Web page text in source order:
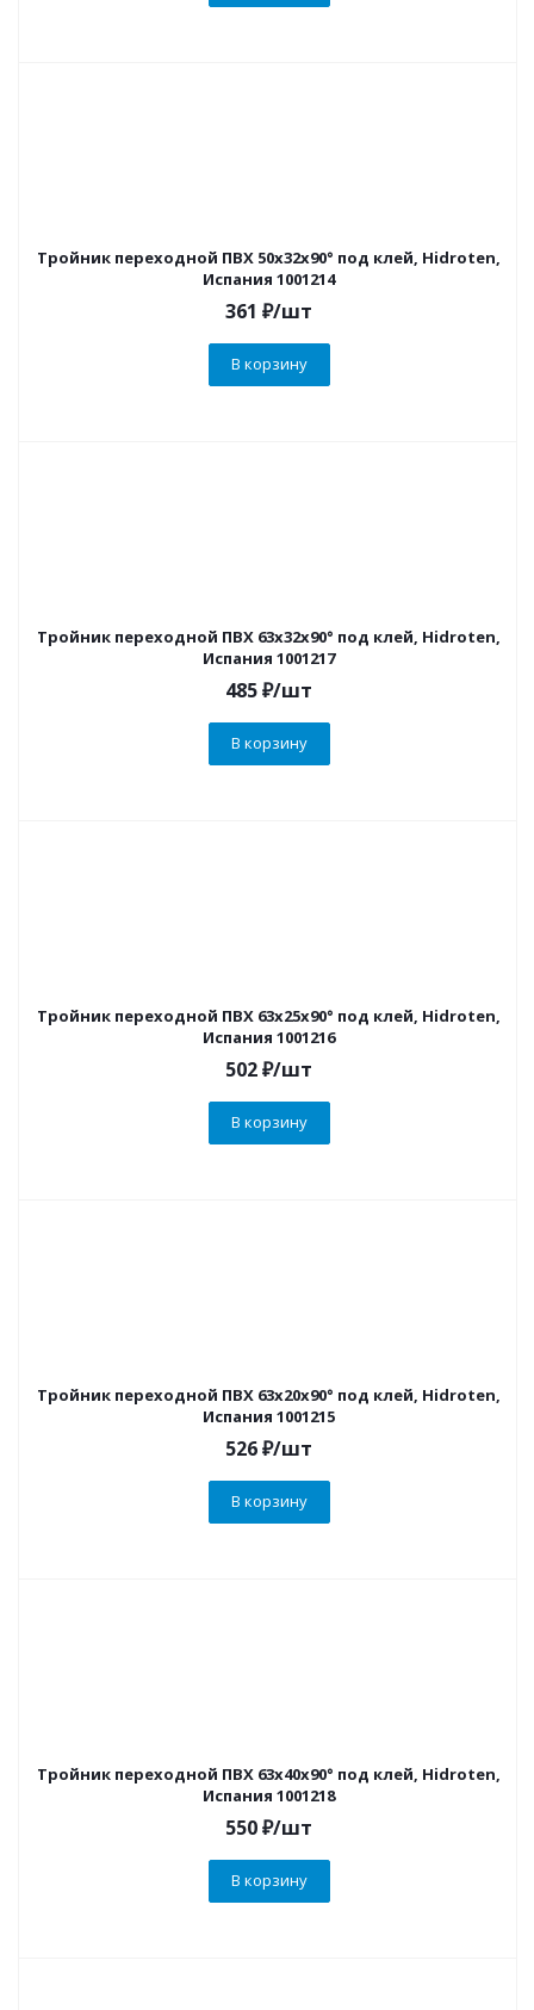
Тройник переходной ПВХ 50х32х90° под клей, Hidroten,
Испания 1001214
361 ₽/шт
В корзину
Тройник переходной ПВХ 63х32х90° под клей, Hidroten,
Испания 1001217
485₽/шт
В корзину
Тройник переходной ПВХ 63х25х90° под клей, Hidroten,
Испания 1001216
502₽/шт
В корзину
Тройник переходной ПВХ 63х20х90° под клей, Hidroten,
Испания 1001215
526₽/шт
В корзину
Тройник переходной ПВХ 63х40х90° под клей, Hidroten,
Испания 1001218
550₽/шт
В корзину